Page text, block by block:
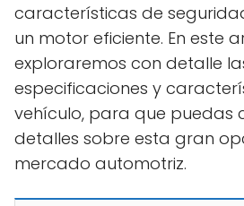
características de
un motor eficiente. En este
exploraremos con detalle
especificaciones y
vehículo, para que puedas
detalles sobre esta gran
mercado automotriz.